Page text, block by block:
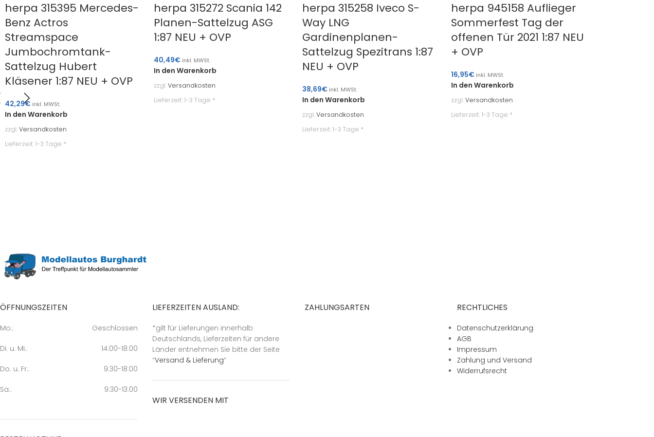
herpa 315395 Mercedes-
Benz Actros
Streamspace
Jumbochromtank-
Sattelzug Hubert
Kläsener 1:87 NEU + OVP
42,29€ inkl. MWSt.
In den Warenkorb
zzgl.Versandkosten
Lieferzeit: 1-3 Tage *
herpa 315272 Scania 142
Planen-Sattelzug ASG
1:87 NEU + OVP
40,49€ inkl. MWSt.
In den Warenkorb
zzgl.Versandkosten
Lieferzeit: 1-3 Tage *
herpa 315258 Iveco S-
Way LNG
Gardinenplanen-
Sattelzug Spezitrans 1:87
NEU + OVP
38,69€ inkl. MWSt.
In den Warenkorb
zzgl.Versandkosten
Lieferzeit: 1-3 Tage *
herpa 945158 Auflieger
Sommerfest Tag der
offenen Tür 2021 1:87 NEU
+ OVP
16,95€ inkl. MWSt.
In den Warenkorb
zzgl.Versandkosten
Lieferzeit: 1-3 Tage *
ÖFFNUNGSZEITEN
Mo.: Geschlossen
Di. u. Mi.: 14:00-18:00
Do. u. Fr.: 9:30-18:00
Sa.: 9:30-13:00
LIEFERZEITEN AUSLAND:
*gilt für Lieferungen innerhalb
Deutschlands, Lieferzeiten für andere
Länder entnehmen Sie bitte der Seite
“Versand & Lieferung“
WIR VERSENDEN MIT
ZAHLUNGSARTEN RECHTLICHES
Datenschutzerklärung
AGB
Impressum
Zahlung und Versand
Widerrufsrecht